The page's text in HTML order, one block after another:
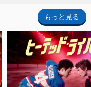
もっと見る